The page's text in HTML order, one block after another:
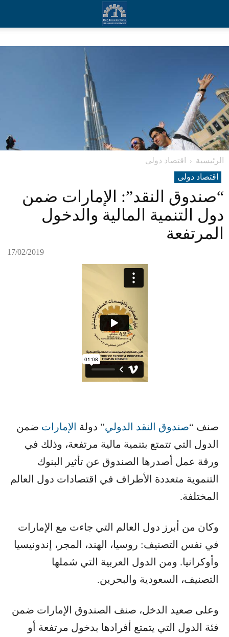
الرئيسية
اقتصاد دولی
اقتصاد دولی
“صندوق النقد”: الإمارات ضمن
دول التنمية المالية والدخول
المرتفعة
17/02/2019
صنف “​صندوق النقد الدولي​” دولة ​ الإمارات ​ ضمن
الدول التي تتمتع بتنمية مالية مرتفعة، وذلك في
ورقة عمل أصدرها الصندوق عن تأثير البنوك
التنموية متعددة الأطراف في اقتصادات دول العالم
المختلفة.
وكان من أبرز دول العالم التي جاءت مع الإمارات
في نفس التصنيف: روسيا، الهند، المجر، إندونيسيا
وأوكرانيا. ومن الدول العربية التي شملها
التصنيف، السعودية والبحرين.
وعلى صعيد الدخل، صنف الصندوق الإمارات ضمن
فئة الدول التي يتمتع أفرادها بدخول مرتفعة أو